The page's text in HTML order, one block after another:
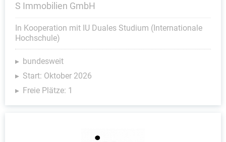
S Immobilien GmbH
In Kooperation mit IU Duales Studium (Internationale
Hochschule)
bundesweit
Start: Oktober 2026
Freie Plätze: 1